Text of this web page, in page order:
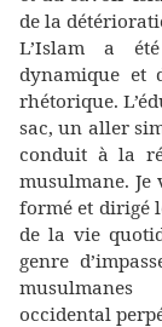
de la
L’Islam a
dynamique et
rhétorique.
sac, un aller
conduit à la
musulmane.
formé et dirigé
de la vie
genre
occidental